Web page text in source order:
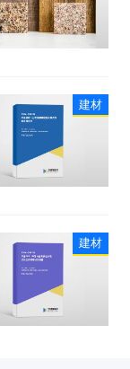
建材
建材